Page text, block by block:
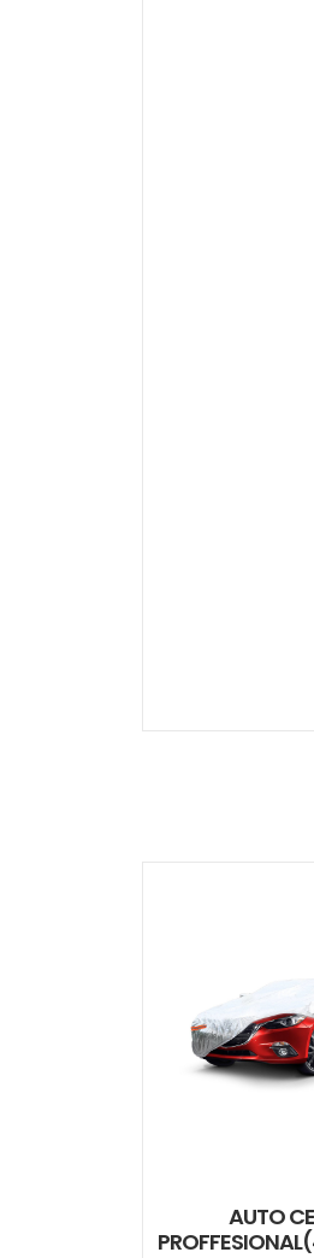
AUTO